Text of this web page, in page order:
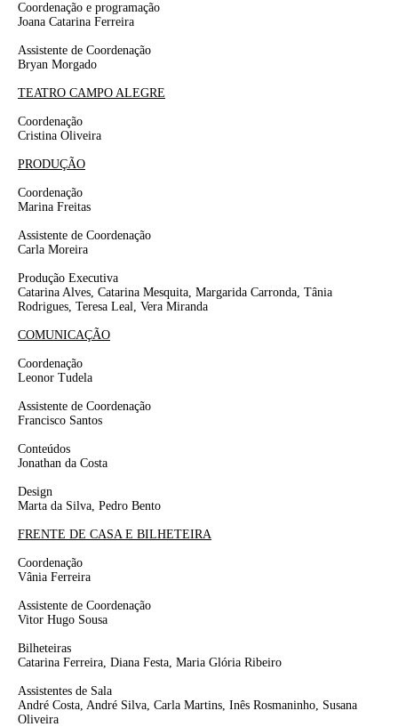
Coordenação e programação
Joana Catarina Ferreira
Assistente de Coordenação
Bryan Morgado
TEATRO CAMPO ALEGRE
Coordenação
Cristina Oliveira
PRODUÇÃO
Coordenação
Marina Freitas
Assistente de Coordenação
Carla Moreira
Produção Executiva
Catarina Alves, Catarina Mesquita, Margarida Carronda, Tânia
Rodrigues, Teresa Leal, Vera Miranda
COMUNICAÇÃO
Coordenação
Leonor Tudela
Assistente de Coordenação
Francisco Santos
Conteúdos
Jonathan da Costa
Design
Marta da Silva, Pedro Bento
FRENTE DE CASA E BILHETEIRA
Coordenação
Vânia Ferreira
Assistente de Coordenação
Vitor Hugo Sousa
Bilheteiras
Catarina Ferreira, Diana Festa, Maria Glória Ribeiro
Assistentes de Sala
André Costa, André Silva, Carla Martins, Inês Rosmaninho, Susana
Oliveira